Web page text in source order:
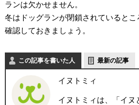
ランは欠かせません。
冬はドッグランが閉鎖されていると
確認しておきましょう。
この記事を書いた人 最新の記事
イヌトミィ
イヌトミィは、「イヌ